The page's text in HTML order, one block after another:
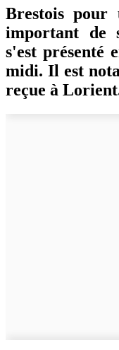
Brestois pour
important de
s'est présenté
midi. Il est
reçue à